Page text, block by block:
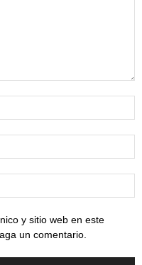
y sitio web en este
un comentario.